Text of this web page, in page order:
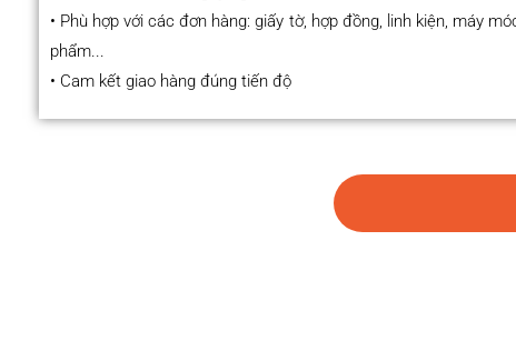
• Phù hợp với các đơn hàng: giấy tờ, hợp đồng, linh kiện, máy
phẩm...
• Cam kết giao hàng đúng tiến độ